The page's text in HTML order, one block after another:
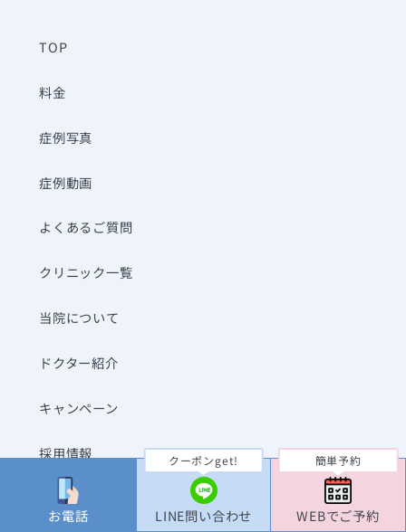
お電話
クーポンget!
LINE問い合わせ
簡単予約
WEBでご予約
TOP
料金
症例写真
症例動画
よくあるご質問
クリニック一覧
当院について
ドクター紹介
キャンペーン
採用情報
コラム